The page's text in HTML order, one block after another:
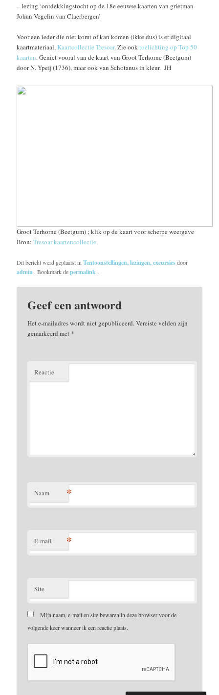
– lezing ‘ontdekkingstocht op de 18e eeuwse kaarten van grietman
Johan Vegelin van Claerbergen’
Voor een ieder die niet komt of kan komen (ikke dus) is er digitaal
kaartmateriaal, Kaartcollectie Tresoar. Zie ooktoelichting op Top 50
kaarten. Geniet vooral van de kaart van Groot Terhorne (Beetgum)
door N. Ypeij (1736), maar ook van Schotanus in kleur. JH
Groot Terhorne (Beetgum) ; klik op de kaart voor scherpe weergave
Bron:Tresoar kaartencollectie
Dit bericht werd geplaatst inTentoonstellingen, lezingen, excursiesdoor
admin . Bookmark depermalink .
Geef een antwoord
Het e-mailadres wordt niet gepubliceerd.Vereiste velden zijn
gemarkeerd met *
Reactie
Naam *
E-mail *
Site
Mijn naam, e-mail en site bewaren in deze browser voor de
volgende keer wanneer ik een reactie plaats.